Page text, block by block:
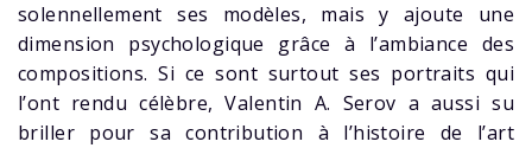
solennellement ses modèles, mais y ajoute une
dimension psychologique grâce à l’ambiance des
compositions. Si ce sont surtout ses portraits qui
l’ont rendu célèbre, Valentin A. Serov a aussi su
briller pour sa contribution à l’histoire de l’art